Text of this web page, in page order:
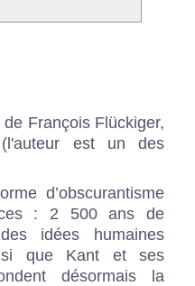
François Flückiger,
est un des
d’obscurantisme
: 2 500 ans de
idées humaines
que Kant et ses
désormais la